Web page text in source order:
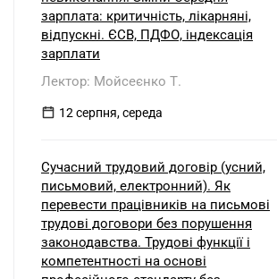
зарплата: критичність, лікарняні,
відпускні. ЄСВ, ПДФО, індексація
зарплати
Лектор: Мойсеєнко Т.
12 серпня, середа
Сучасний трудовий договір (усний,
письмовий, електронний). Як
перевести працівників на письмові
трудові договори без порушення
законодавства. Трудові функції і
компетентності на основі